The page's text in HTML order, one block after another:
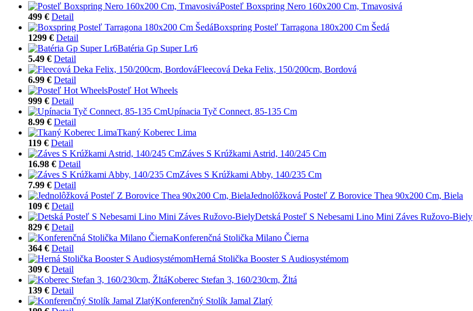
Posteľ Boxspring Nero 160x200 Cm, Tmavosivá
499 € Detail
Boxspring Posteľ Tarragona 180x200 Cm Šedá
1299 € Detail
Batéria Gp Super Lr6
5.49 € Detail
Fleecová Deka Felix, 150/200cm, Bordová
6.99 € Detail
Posteľ Hot Wheels
999 € Detail
Upínacia Tyč Connect, 85-135 Cm
8.99 € Detail
Tkaný Koberec Lima
119 € Detail
Záves S Krúžkami Astrid, 140/245 Cm
16.98 € Detail
Záves S Krúžkami Abby, 140/235 Cm
7.99 € Detail
Jednolôžková Posteľ Z Borovice Thea 90x200 Cm, Biela
109 € Detail
Detská Posteľ S Nebesami Lino Mini Záves Ružovo-Biely
829 € Detail
Konferenčná Stolička Milano Čierna
364 € Detail
Herná Stolička Booster S Audiosystémom
309 € Detail
Koberec Stefan 3, 160/230cm, Žltá
139 € Detail
Konferenčný Stolík Jamal Zlatý